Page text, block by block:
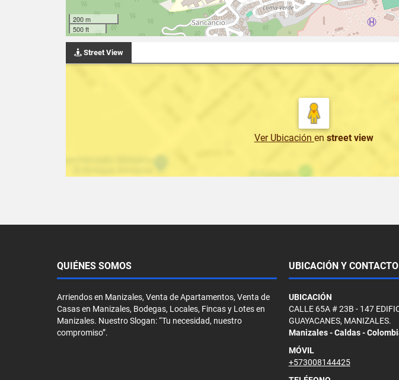
200 m
500 ft
Street View
Ver Ubicación en street view
QUIÉNES SOMOS
Arriendos en Manizales, Venta de Apartamentos, Venta de
Casas en Manizales, Bodegas, Locales, Fincas y Lotes en
Manizales. Nuestro Slogan: “Tu necesidad, nuestro
compromiso”.
UBICACIÓN Y CONTACTO
UBICACIÓN
CALLE 65A # 23B - 147
GUAYACANES, MANIZALES.
Manizales - Caldas -
MÓVIL
+573008144425